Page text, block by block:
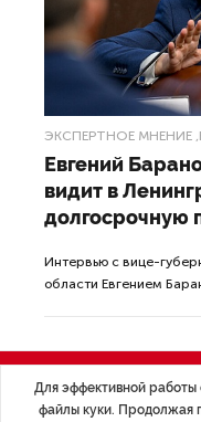
ЭКСПЕРТНОЕ МНЕНИЕ
Евгений
видит в
долгосрочную
Интервью с вице-
области Евгением
Для эффективной работы
файлы куки. Продолжая